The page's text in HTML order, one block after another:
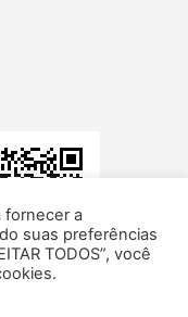
fornecer a
suas preferências
TODOS”, você